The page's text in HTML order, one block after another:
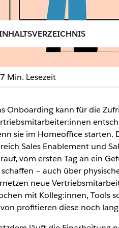
schnell
7 Min. Lesezeit
Onboarding kann für die
sie im Homeoffice starten.
Sales Enablement und
vom ersten Tag an ein
schaffen – auch über
neue
mit Kolleg:innen, Tools
profitieren diese noch